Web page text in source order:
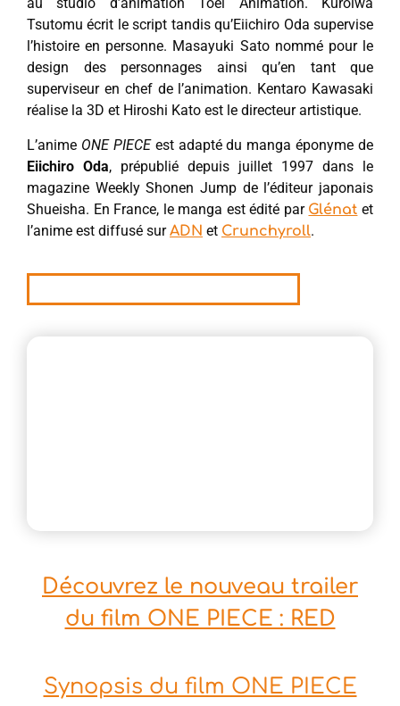
Tsutomu écrit le script tandis qu’Eiichiro Oda supervise
l’histoire en personne. Masayuki Sato nommé pour le
design des personnages ainsi qu’en tant que
superviseur en chef de l’animation. Kentaro Kawasaki
réalise la 3D et Hiroshi Kato est le directeur artistique.
L’anime ONE PIECEest adapté du manga éponyme de
Eiichiro Oda, prépublié depuis juillet 1997 dans le
magazine Weekly Shonen Jump de l’éditeur japonais
Shueisha. En France, le manga est édité par Glénat et
l’anime est diffusé surADN et Crunchyroll.
Découvrez le nouveau trailer
du film ONE PIECE : RED
Synopsis du film ONE PIECE